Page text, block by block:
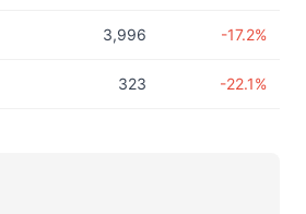
3,996 -17.2%
323 -22.1%